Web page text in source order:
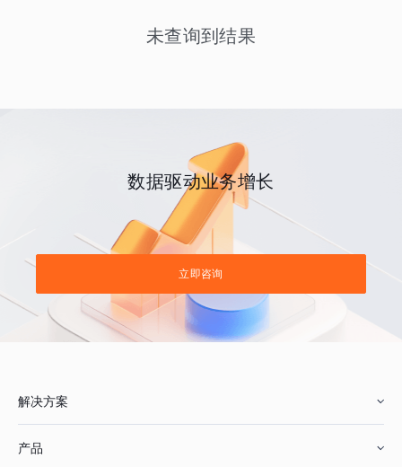
未查询到结果
数据驱动业务增长
立即咨询
解决方案
产品